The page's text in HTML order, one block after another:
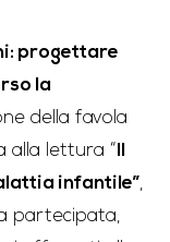
progettare
la
della favola
alla lettura “
infantile”,
partecipata,